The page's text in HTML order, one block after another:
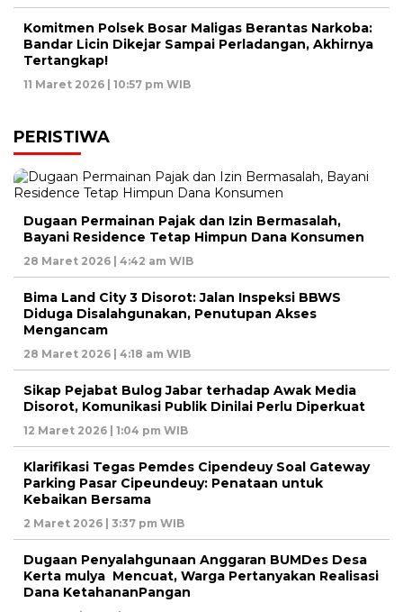
Komitmen Polsek Bosar Maligas Berantas Narkoba:
Bandar Licin Dikejar Sampai Perladangan, Akhirnya
Tertangkap!
11 Maret 2026 | 10:57 pm WIB
PERISTIWA
Dugaan Permainan Pajak dan Izin Bermasalah,
Bayani Residence Tetap Himpun Dana Konsumen
28 Maret 2026 | 4:42 am WIB
Bima Land City 3 Disorot: Jalan Inspeksi BBWS
Diduga Disalahgunakan, Penutupan Akses
Mengancam
28 Maret 2026 | 4:18 am WIB
Sikap Pejabat Bulog Jabar terhadap Awak Media
Disorot, Komunikasi Publik Dinilai Perlu Diperkuat
12 Maret 2026 | 1:04 pm WIB
Klarifikasi Tegas Pemdes Cipendeuy Soal Gateway
Parking Pasar Cipeundeuy: Penataan untuk
Kebaikan Bersama
2 Maret 2026 | 3:37 pm WIB
Dugaan Penyalahgunaan Anggaran BUMDes Desa
Kerta mulya Mencuat, Warga Pertanyakan Realisasi
Dana KetahananPangan